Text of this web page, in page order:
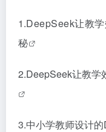
1.DeepSeek让教
秘
2.DeepSeek让教学
3.中小学教师设计